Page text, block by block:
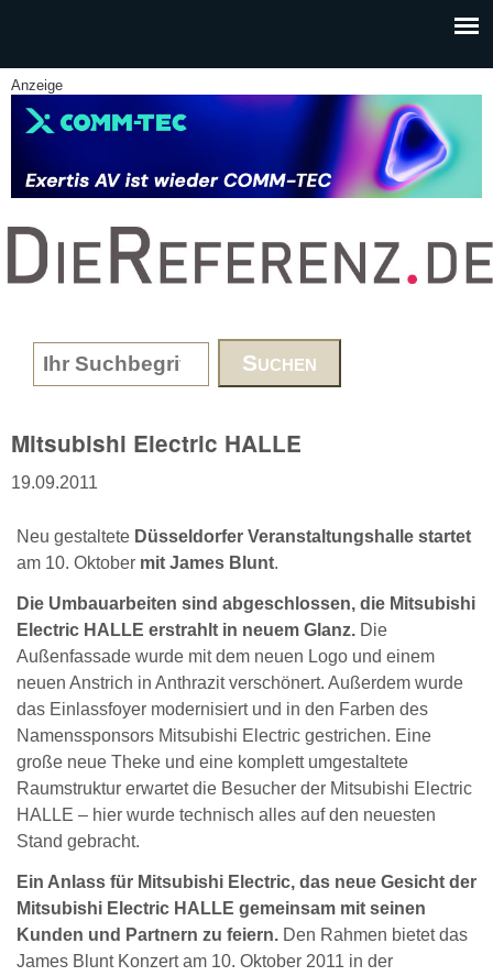
Anzeige
www.DieReferenz.de
Search form
Mitsubishi Electric HALLE
19.09.2011
Neu gestaltete Düsseldorfer Veranstaltungshalle startet
am 10. Oktober mit James Blunt.
Die Umbauarbeiten sind abgeschlossen, die Mitsubishi
Electric HALLE erstrahlt in neuem Glanz. Die
Außenfassade wurde mit dem neuen Logo und einem
neuen Anstrich in Anthrazit verschönert. Außerdem wurde
das Einlassfoyer modernisiert und in den Farben des
Namenssponsors Mitsubishi Electric gestrichen. Eine
große neue Theke und eine komplett umgestaltete
Raumstruktur erwartet die Besucher der Mitsubishi Electric
HALLE – hier wurde technisch alles auf den neuesten
Stand gebracht.
Ein Anlass für Mitsubishi Electric, das neue Gesicht der
Mitsubishi Electric HALLE gemeinsam mit seinen
Kunden und Partnern zu feiern. Den Rahmen bietet das
James Blunt Konzert am 10. Oktober 2011 in der